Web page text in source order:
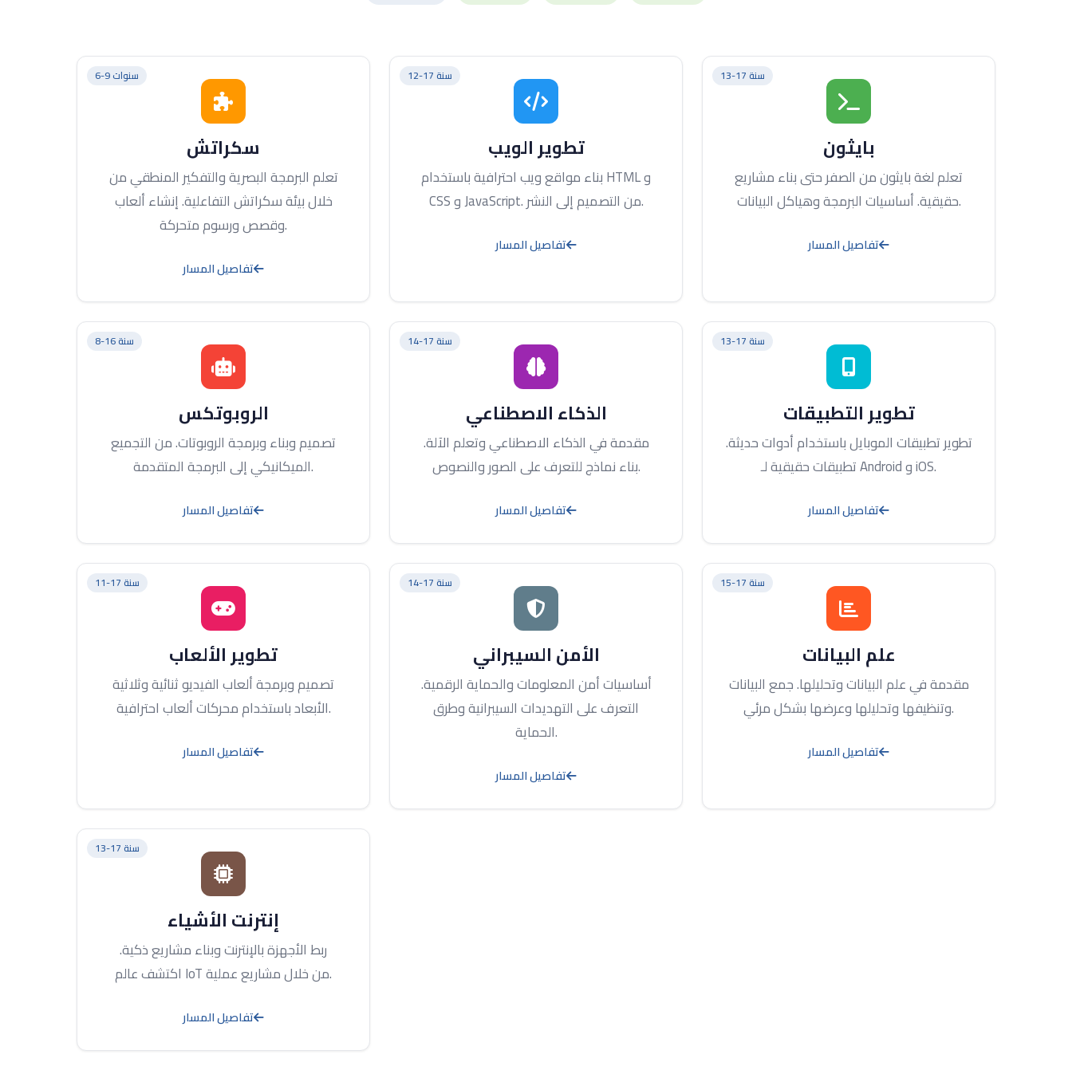
6-9 سنوات
سكراتش
تعلم البرمجة البصرية والتفكير المنطقي من
خلال بيئة سكراتش التفاعلية. إنشاء ألعاب
وقصص ورسوم متحركة.
تفاصيل المسار
12-17 سنة
تطوير الويب
بناء مواقع ويب احترافية باستخدام HTML و
CSS و JavaScript. من التصميم إلى النشر.
تفاصيل المسار
13-17 سنة
بايثون
تعلم لغة بايثون من الصفر حتى بناء مشاريع
حقيقية. أساسيات البرمجة وهياكل البيانات.
تفاصيل المسار
8-16 سنة
الروبوتكس
تصميم وبناء وبرمجة الروبوتات. من التجميع
الميكانيكي إلى البرمجة المتقدمة.
تفاصيل المسار
14-17 سنة
الذكاء الاصطناعي
مقدمة في الذكاء الاصطناعي وتعلم الآلة.
بناء نماذج للتعرف على الصور والنصوص.
تفاصيل المسار
13-17 سنة
تطوير التطبيقات
تطوير تطبيقات الموبايل باستخدام أدوات حديثة.
تطبيقات حقيقية لـ Android و iOS.
تفاصيل المسار
11-17 سنة
تطوير الألعاب
تصميم وبرمجة ألعاب الفيديو ثنائية وثلاثية
الأبعاد باستخدام محركات ألعاب احترافية.
تفاصيل المسار
14-17 سنة
الأمن السيبراني
أساسيات أمن المعلومات والحماية الرقمية.
التعرف على التهديدات السيبرانية وطرق
الحماية.
تفاصيل المسار
15-17 سنة
علم البيانات
مقدمة في علم البيانات وتحليلها. جمع البيانات
وتنظيفها وتحليلها وعرضها بشكل مرئي.
تفاصيل المسار
13-17 سنة
إنترنت الأشياء
ربط الأجهزة بالإنترنت وبناء مشاريع ذكية.
اكتشف عالم IoT من خلال مشاريع عملية.
تفاصيل المسار